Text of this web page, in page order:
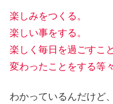
楽しみをつくる。
楽しい事をする。
楽しく毎日を過ごすこと
変わったことをする等々
わかっているんだけど